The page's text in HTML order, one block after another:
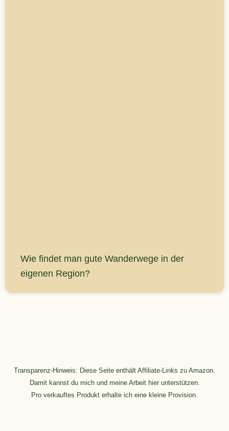
Wie findet man gute Wanderwege in der
eigenen Region?
Transparenz-Hinweis: Diese Seite enthält Affiliate-Links zu Amazon.
Damit kannst du mich und meine Arbeit hier unterstützen.
Pro verkauftes Produkt erhalte ich eine kleine Provision.